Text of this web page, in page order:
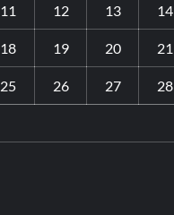
11 12 13 14
18 19 20 21
25 26 27 28